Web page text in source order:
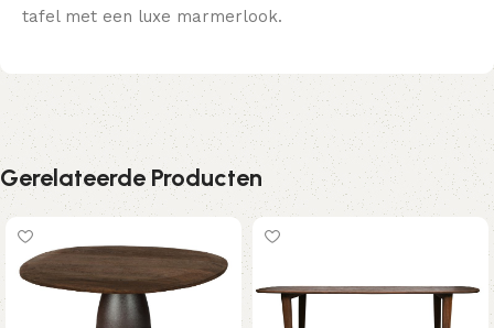
tafel met een luxe marmerlook.
Gerelateerde Producten